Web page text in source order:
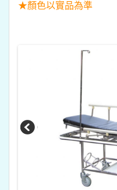
★顏色以實品為準